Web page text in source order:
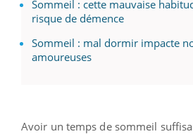
Sommeil : cette mauvaise
risque de démence
Sommeil : mal dormir impacte
amoureuses
Avoir un temps de sommeil